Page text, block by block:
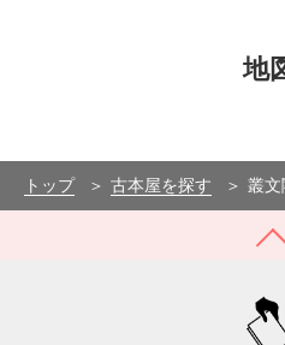
地
−
トップ 古本屋を探す 叢文